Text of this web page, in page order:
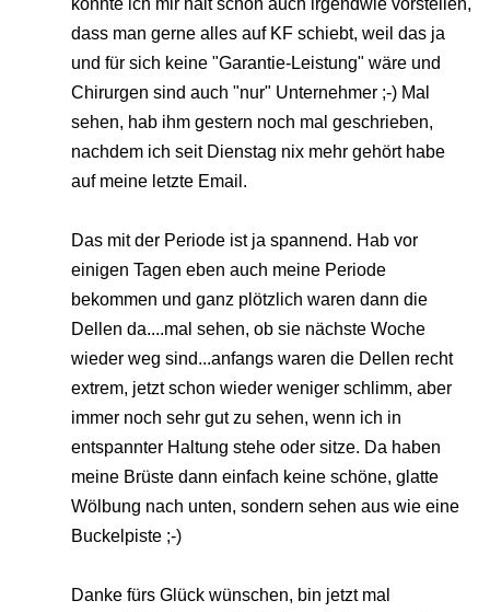
könnte ich mir halt schon auch irgendwie vorstellen,
dass man gerne alles auf KF schiebt, weil das ja
und für sich keine "Garantie-Leistung" wäre und
Chirurgen sind auch "nur" Unternehmer ;-) Mal
sehen, hab ihm gestern noch mal geschrieben,
nachdem ich seit Dienstag nix mehr gehört habe
auf meine letzte Email.
Das mit der Periode ist ja spannend. Hab vor
einigen Tagen eben auch meine Periode
bekommen und ganz plötzlich waren dann die
Dellen da....mal sehen, ob sie nächste Woche
wieder weg sind...anfangs waren die Dellen recht
extrem, jetzt schon wieder weniger schlimm, aber
immer noch sehr gut zu sehen, wenn ich in
entspannter Haltung stehe oder sitze. Da haben
meine Brüste dann einfach keine schöne, glatte
Wölbung nach unten, sondern sehen aus wie eine
Buckelpiste ;-)
Danke fürs Glück wünschen, bin jetzt mal